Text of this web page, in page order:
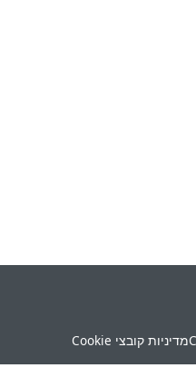
מדיניות קובצי Cookie